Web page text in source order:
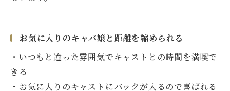
お気に入りのキャバ嬢と距離を縮められる
・いつもと違った雰囲気でキャストとの時間を満喫で
きる
・お気に入りのキャストにバックが入るので喜ばれる